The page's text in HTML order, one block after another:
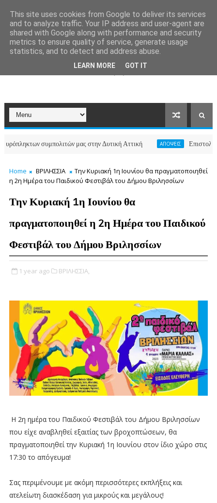
συμπολιτών μας στην Δυτική Αττική ΑΠΟΨΕΙΣ Επιστολή
Home ΒΡΙΛΗΣΣΙΑ
Την Κυριακή 1η Ιουνίου θα πραγματοποιηθεί
η 2η Ημέρα του Παιδικού Φεστιβάλ του Δήμου Βριλησσίων
Την Κυριακή 1η Ιουνίου θα
πραγματοποιηθεί η 2η Ημέρα του Παιδικού
Φεστιβάλ του Δήμου Βριλησσίων
1 year ago ΒΡΙΛΗΣΣΙΑ,
H 2η ημέρα του Παιδικού Φεστιβάλ του Δήμου Βριλησσίων
που είχε αναβληθεί εξαιτίας των βροχοπτώσεων, θα
πραγματοποιηθεί την Κυριακή 1η Ιουνίου στον ίδιο χώρο στις
17:30 το απόγευμα!
Σας περιμένουμε με ακόμη περισσότερες εκπλήξεις και
ατελείωτη διασκέδαση για μικρούς και μεγάλους!
This site uses cookies from Google to deliver its services
and to analyze traffic. Your IP address and user-agent are
shared with Google along with performance and security
metrics to ensure quality of service, generate usage
statistics, and to detect and address abuse.
LEARN MORE GOT IT